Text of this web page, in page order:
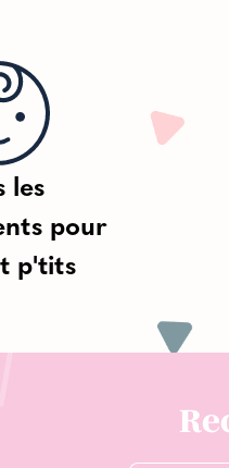
les
pour
p'tits